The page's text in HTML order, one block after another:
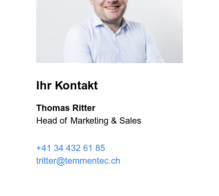
Ihr Kontakt
Thomas Ritter
Head of Marketing & Sales
+41 34 432 61 85
tritter@temmentec.ch